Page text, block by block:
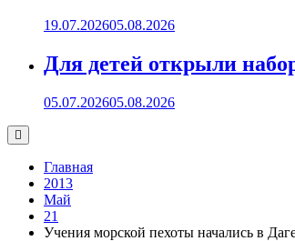
19.07.202605.08.2026
Для детей открыли
05.07.202605.08.2026
Главная
2013
Май
21
Учения морской пехоты начались в